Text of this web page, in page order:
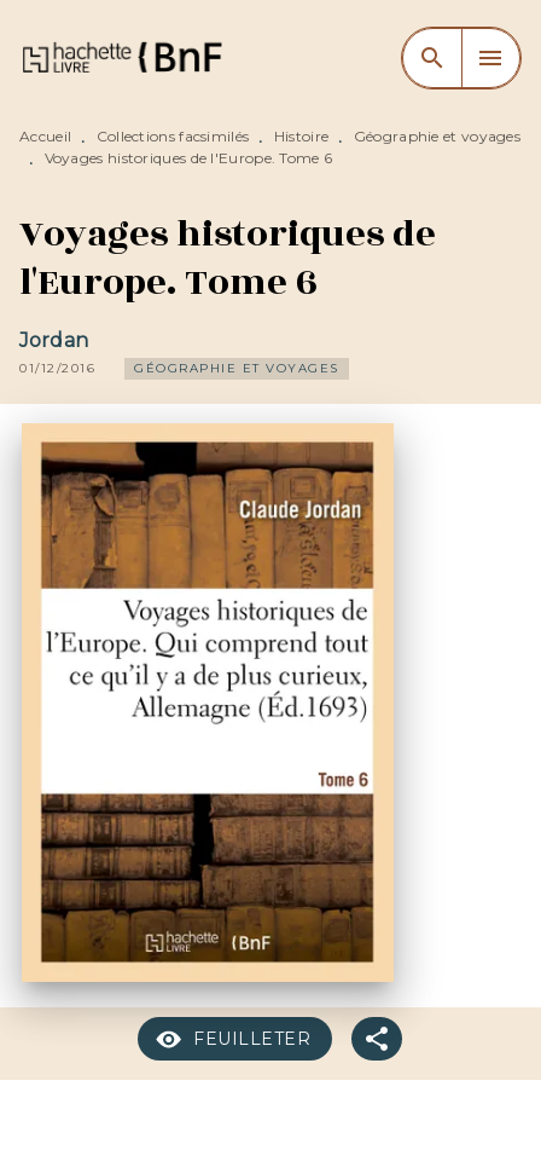
MENU RECHERCHE
CONTENU
search menu
Accueil • Collections facsimilés • Histoire •
Géographie et voyages
•
Voyages historiques de l'Europe. Tome 6
Voyages historiques de
l'Europe. Tome 6
Jordan
01/12/2016 GÉOGRAPHIE ET VOYAGES
FEUILLETER